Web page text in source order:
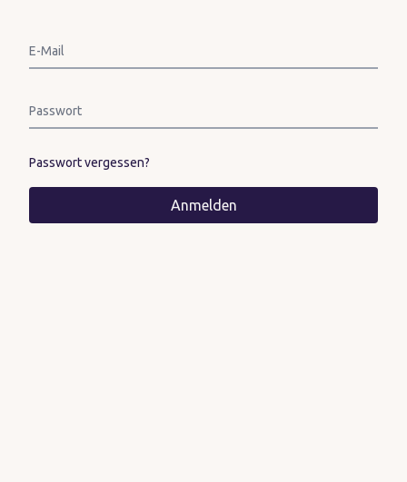
E-Mail
Passwort
Passwort vergessen?
Anmelden